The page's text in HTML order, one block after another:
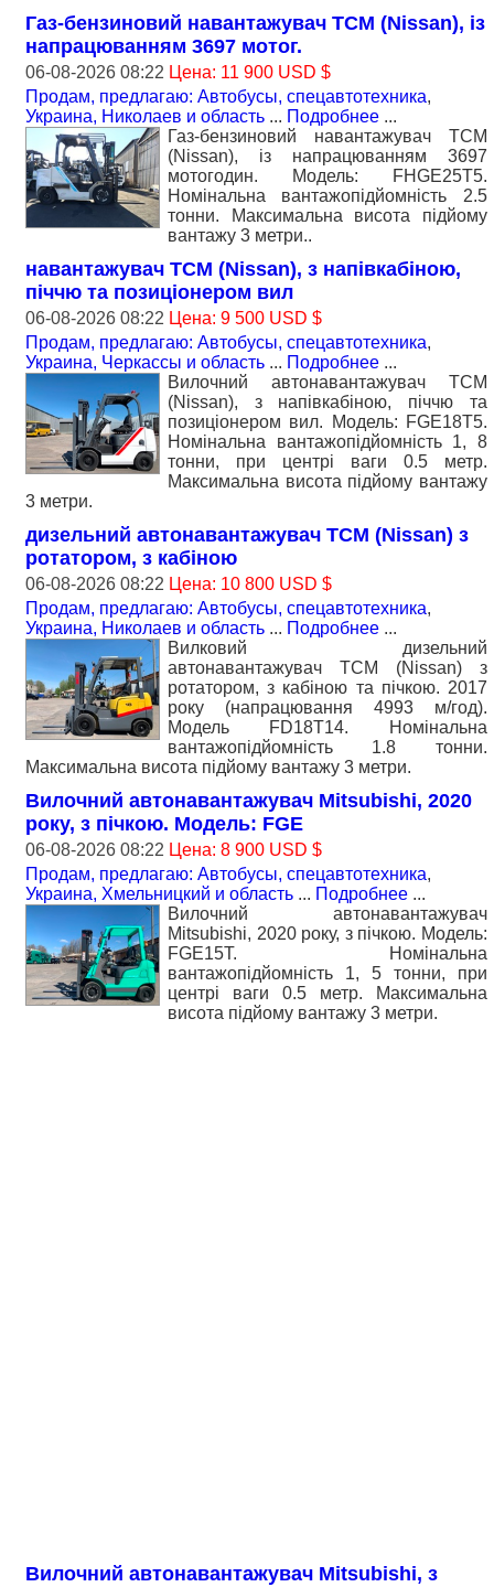
Газ-бензиновий навантажувач TCM (Nissan), із
напрацюванням 3697 мотог.
06-08-2026 08:22 Цена: 11 900 USD $
Продам, предлагаю: Автобусы, спецавтотехника,
Украина, Николаев и область ... Подробнее ...
Газ-бензиновий навантажувач TCM
(Nissan), із напрацюванням 3697
мотогодин. Модель: FHGE25T5.
Номiнальна вантажопідйомність 2.5
тонни. Максимальна висота підйому
вантажу 3 метри..
навантажувач TCM (Nissan), з напівкабіною,
піччю та позиціонером вил
06-08-2026 08:22 Цена: 9 500 USD $
Продам, предлагаю: Автобусы, спецавтотехника,
Украина, Черкассы и область ... Подробнее ...
Вилочний автонавантажувач TCM
(Nissan), з напівкабіною, піччю та
позиціонером вил. Модель: FGE18T5.
Номiнальна вантажопідйомність 1, 8
тонни, при центрі ваги 0.5 метр.
Максимальна висота підйому вантажу
3 метри.
дизельний автонавантажувач TCM (Nissan) з
ротатором, з кабiною
06-08-2026 08:22 Цена: 10 800 USD $
Продам, предлагаю: Автобусы, спецавтотехника,
Украина, Николаев и область ... Подробнее ...
Вилковий дизельний
автонавантажувач TCM (Nissan) з
ротатором, з кабiною та пічкою. 2017
року (напрацювання 4993 м/год).
Модель FD18T14. Номiнальна
вантажопідйомність 1.8 тонни.
Максимальна висота підйому вантажу 3 метри.
Вилочний автонавантажувач Mitsubishi, 2020
року, з пічкою. Модель: FGE
06-08-2026 08:22 Цена: 8 900 USD $
Продам, предлагаю: Автобусы, спецавтотехника,
Украина, Хмельницкий и область ... Подробнее ...
Вилочний автонавантажувач
Mitsubishi, 2020 року, з пічкою. Модель:
FGE15T. Номiнальна
вантажопідйомність 1, 5 тонни, при
центрі ваги 0.5 метр. Максимальна
висота підйому вантажу 3 метри.
Вилочний автонавантажувач Mitsubishi, з